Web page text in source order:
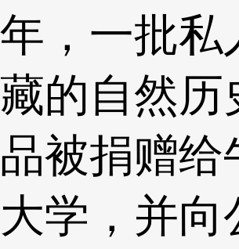
年，一批私
藏的自然历
品被捐赠给
大学，并向